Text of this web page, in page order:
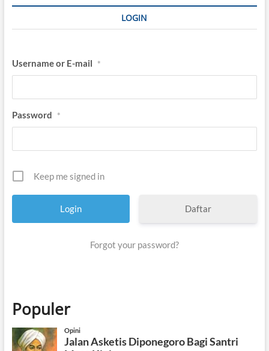
LOGIN
Username or E-mail *
Password *
Keep me signed in
Daftar
Forgot your password?
Populer